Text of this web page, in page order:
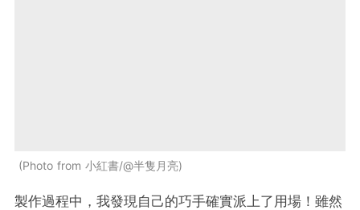
Photo from 小紅書/@半隻月亮
製作過程中，我發現自己的巧手確實派上了用場！雖然